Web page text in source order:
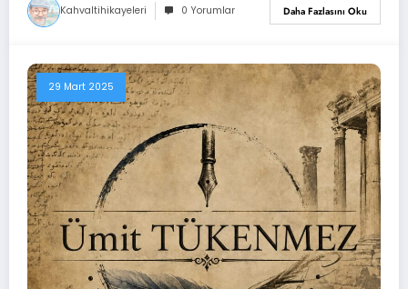
Kahvaltihikayeleri 0 Yorumlar Daha Fazlasını Oku
29 Mart 2025